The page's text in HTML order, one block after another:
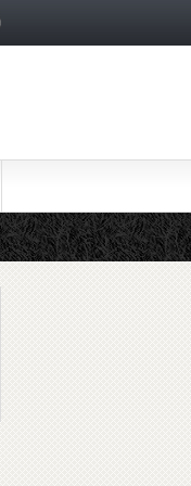
北欧らしいギフ